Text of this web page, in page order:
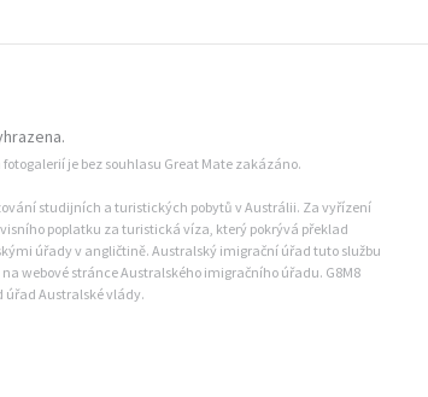
je bez souhlasu Great Mate zakázáno.
studijních a turistických pobytů v Austrálii. Za vyřízení
poplatku za turistická víza, který pokrývá překlad
úřady v angličtině. Australský imigrační úřad tuto službu
webové stránce Australského imigračního úřadu. G8M8
úřad Australské vlády.